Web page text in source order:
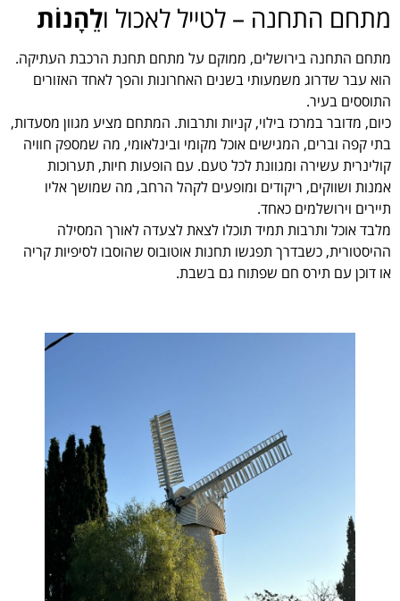
מתחם התחנה – לטייל לאכול ולֵהָנוֹת
מתחם התחנה בירושלים, ממוקם על מתחם תחנת הרכבת העתיקה.
הוא עבר שדרוג משמעותי בשנים האחרונות והפך לאחד האזורים
התוססים בעיר.
כיום, מדובר במרכז בילוי, קניות ותרבות. המתחם מציע מגוון מסעדות,
בתי קפה וברים, המגישים אוכל מקומי ובינלאומי, מה שמספק חוויה
קולינרית עשירה ומגוונת לכל טעם. עם הופעות חיות, תערוכות
אמנות ושווקים, ריקודים ומופעים לקהל הרחב, מה שמושך אליו
תיירים וירושלמים כאחד.
מלבד אוכל ותרבות תמיד תוכלו לצאת לצעדה לאורך המסילה
ההיסטורית, כשבדרך תפגשו תחנות אוטובוס שהוסבו לסיפיות קריה
או דוכן עם תירס חם שפתוח גם בשבת.